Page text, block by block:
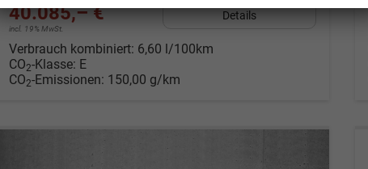
40.085,– €
incl. 19% MwSt.
Details
Verbrauch kombiniert: 6,60 l/100km
CO2-Klasse: E
CO2-Emissionen: 150,00 g/km